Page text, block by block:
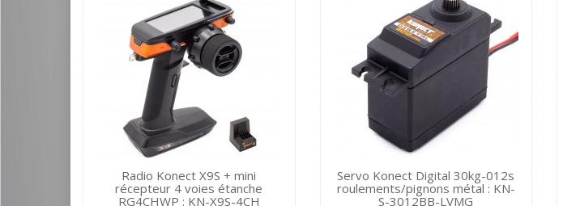
Radio Konect X9S + mini
récepteur 4 voies étanche
RG4CHWP : KN-X9S-4CH
Servo Konect Digital 30kg-012s
roulements/pignons métal : KN-
S-3012BB-LVMG